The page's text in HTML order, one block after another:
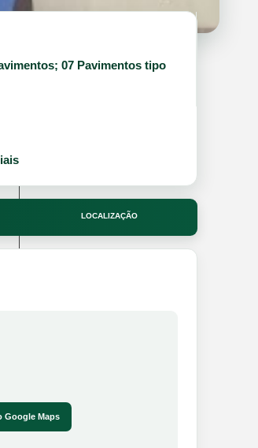
07 Pavimentos tipo
LOCALIZAÇÃO
Google Maps